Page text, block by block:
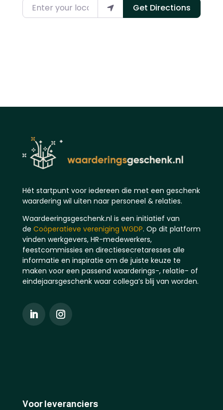
Enter your location Get Directions
Hét startpunt voor iedereen die met een geschenk
waardering wil uiten naar personeel & relaties.
Waardeeringsgeschenk.nl is een initiatief van
de Coöperatieve vereniging WGDP. Op dit platform
vinden werkgevers, HR-medewerkers,
feestcommissies en directiesecretaresses alle
informatie en inspiratie om de juiste keuze te
maken voor een passend waarderings-, relatie- of
eindejaarsgeschenk waar collega’s blij van worden.
Voor leveranciers